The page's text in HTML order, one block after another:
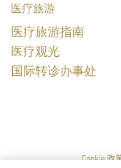
医疗旅游
医疗旅游指南
医疗观光
国际转诊办事处
Cookie 政